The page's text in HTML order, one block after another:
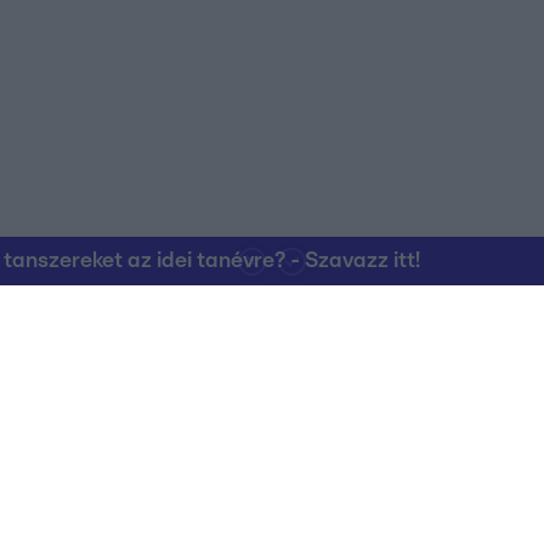
az idei tanévre? - Szavazz itt!